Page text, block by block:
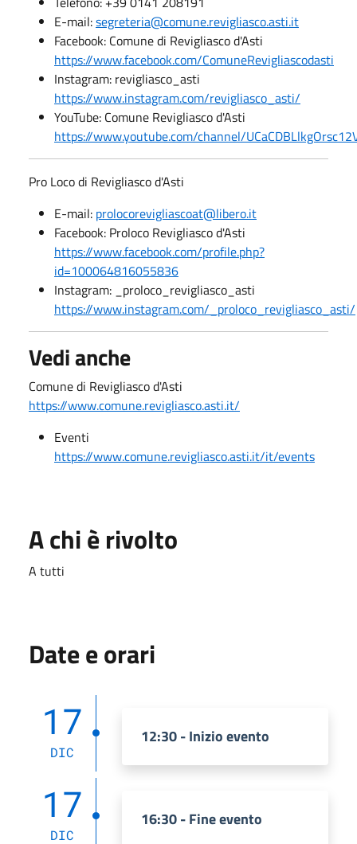
E-mail:segreteria@comune.revigliasco.asti.it
Facebook: Comune di Revigliasco d'Asti
https://www.facebook.com/ComuneRevigliascodasti
Instagram: revigliasco_asti
https://www.instagram.com/revigliasco_asti/
YouTube: Comune Revigliasco d'Asti
https://www.youtube.com/channel/
Pro Loco di Revigliasco d'Asti
E-mail: prolocorevigliascoat@libero.it
Facebook: Proloco Revigliasco d'Asti
https://www.facebook.com/profile.php?
id=100064816055836
Instagram: _proloco_revigliasco_asti
https://www.instagram.com/_proloco_revigliasco_asti/
Vedi anche
Comune di Revigliasco d'Asti
https://www.comune.revigliasco.asti.it/
Eventi
https://www.comune.revigliasco.asti.it/it/events
A chi è rivolto
A tutti
Date e orari
17
DIC
12:30 - Inizio evento
17
DIC
16:30 - Fine evento